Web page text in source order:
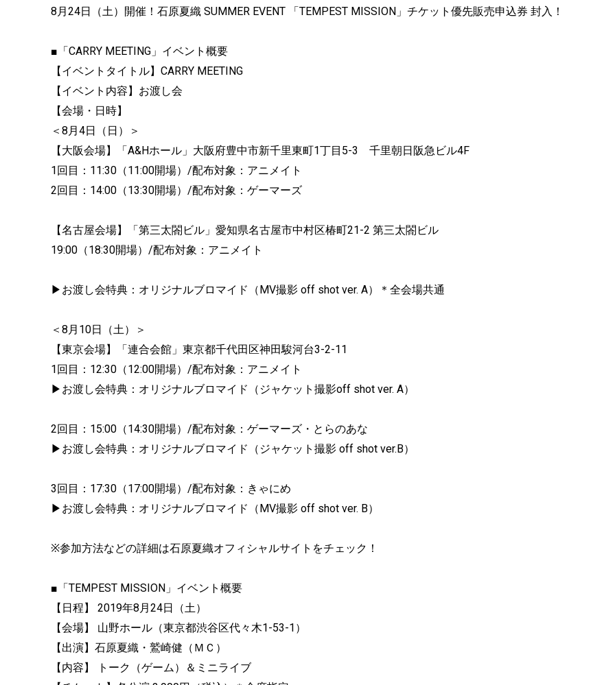
8月24日（土）開催！石原夏織 SUMMER EVENT 「TEMPEST MISSION」チケット優先販売申込券 封入！
■「CARRY MEETING」イベント概要
【イベントタイトル】CARRY MEETING
【イベント内容】お渡し会
【会場・日時】
＜8月4日（日）＞
【大阪会場】「A&Hホール」大阪府豊中市新千里東町1丁目5-3 千里朝日阪急ビル4F
1回目：11:30（11:00開場）/配布対象：アニメイト
2回目：14:00（13:30開場）/配布対象：ゲーマーズ
【名古屋会場】「第三太閤ビル」愛知県名古屋市中村区椿町21-2 第三太閤ビル
19:00（18:30開場）/配布対象：アニメイト
▶お渡し会特典：オリジナルブロマイド（MV撮影 off shot ver. A）＊全会場共通
＜8月10日（土）＞
【東京会場】「連合会館」東京都千代田区神田駿河台3-2-11
1回目：12:30（12:00開場）/配布対象：アニメイト
▶お渡し会特典：オリジナルブロマイド（ジャケット撮影off shot ver. A）
2回目：15:00（14:30開場）/配布対象：ゲーマーズ・とらのあな
▶お渡し会特典：オリジナルブロマイド（ジャケット撮影 off shot ver.B）
3回目：17:30（17:00開場）/配布対象：きゃにめ
▶お渡し会特典：オリジナルブロマイド（MV撮影 off shot ver. B）
※参加方法などの詳細は石原夏織オフィシャルサイトをチェック！
■「TEMPEST MISSION」イベント概要
【日程】 2019年8月24日（土）
【会場】 山野ホール（東京都渋谷区代々木1-53-1）
【出演】石原夏織・鷲崎健（ＭＣ）
【内容】 トーク（ゲーム）＆ミニライブ